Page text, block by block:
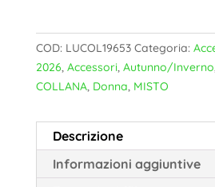
COD: LUCOL19653 Categoria:
2026, Accessori, Autunno/Inverno
COLLANA, Donna, MISTO
Descrizione
Informazioni aggiuntive